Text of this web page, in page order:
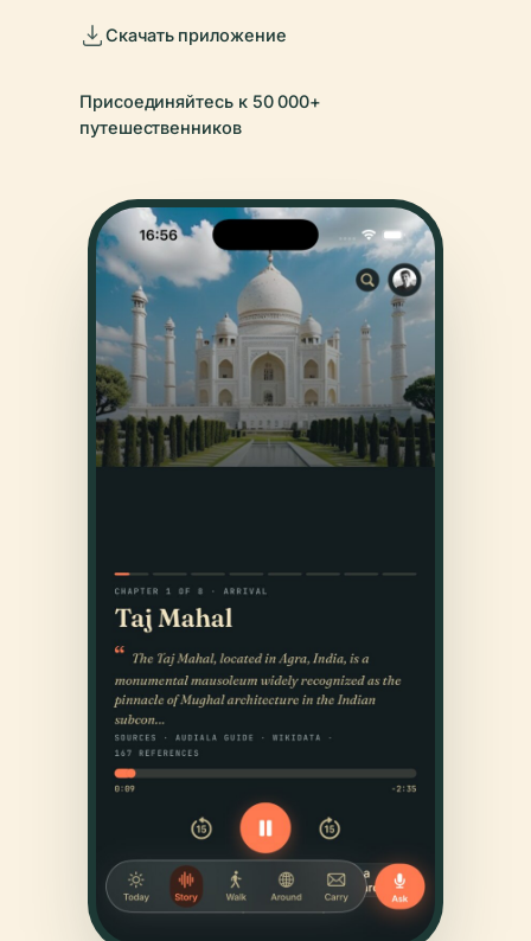
Скачать приложение
Присоединяйтесь к 50 000+
путешественников